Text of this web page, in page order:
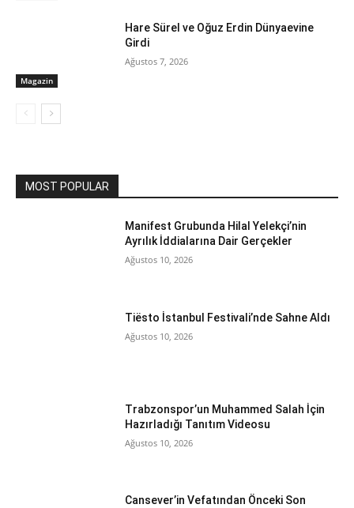
Magazin
Hare Sürel ve Oğuz Erdin Dünyaevine
Girdi
Ağustos 7, 2026
MOST POPULAR
Manifest Grubunda Hilal Yelekçi’nin
Ayrılık İddialarına Dair Gerçekler
Ağustos 10, 2026
Tiësto İstanbul Festivali’nde Sahne Aldı
Ağustos 10, 2026
Trabzonspor’un Muhammed Salah İçin
Hazırladığı Tanıtım Videosu
Ağustos 10, 2026
Cansever’in Vefatından Önceki Son